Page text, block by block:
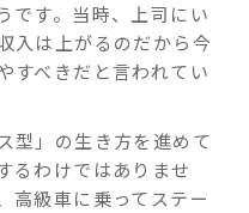
です。当時、上司にい
入は上がるのだから今
すべきだと言われてい
型」の生き方を進めて
るわけではありませ
高級車に乗ってステー